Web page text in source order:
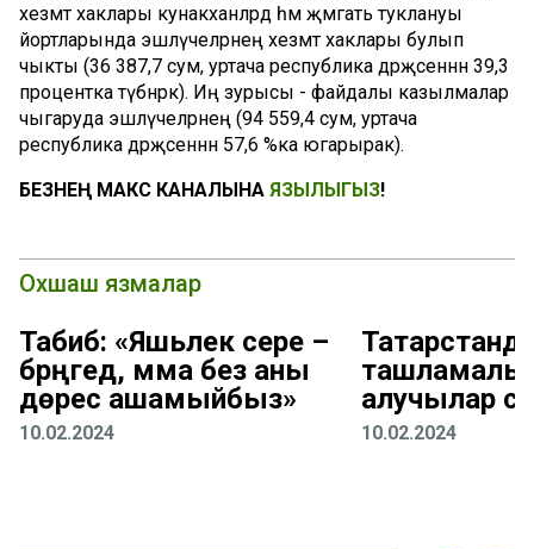
хезмәт хаклары кунакханәләрдә һәм җәмәгать туклануы
йортларында эшләүчеләрнең хезмәт хаклары булып
чыкты (36 387,7 сум, уртача республика дәрәҗәсеннән 39,3
процентка түбәнрәк). Иң зурысы - файдалы казылмалар
чыгаруда эшләүчеләрнең (94 559,4 сум, уртача
республика дәрәҗәсеннән 57,6 %ка югарырак).
БЕЗНЕҢ МАКС КАНАЛЫНА ЯЗЫЛЫГЫЗ!
Охшаш язмалар
Табиб: «Яшьлек сере –
бәрәңгедә, әмма без аны
дөрес ашамыйбыз»
10.02.2024
ташламалы
алучылар
10.02.2024